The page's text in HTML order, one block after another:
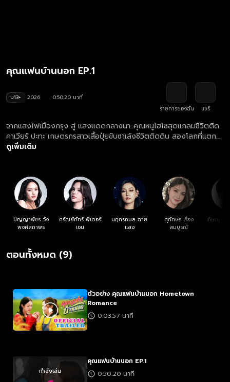
คุณแฟนบ้านนอก EP.1
น13+ 2026
0:50:20 นาที
รายการของฉัน
แชร์
จากแสงไฟเมืองกรุง สู่ แสงแดดกลางนา..คุณหนูไฮโซสุดแกลมชีวิตติด
คาเวียร์ ปะทะ เกษตรกรสาวเสื้อปุ๋ยขับซาเล้งชีวิตติดดิน สองโลกที่แตก
ต่าง แต่หัวใจ..กลับเต้นจังหวะเดียวกันโดยไม่รู้ตัว
ดูเพิ่มเติม
ปัญญาพัชร วัง
พงศ์สถาพร
ศรัณย์ภัทร์ พีเดอร์
เซน
นฤภรกมล ฉาย
แสง
ศุภักษร เรือง
สมบูรณ์
ภิษณุ จุฑ
ตอนทั้งหมด (9)
ตัวอย่าง คุณแฟนบ้านนอก Hometown
Romance
0:03:57 นาที
กำลังเล่น
คุณแฟนบ้านนอก EP.1
0:50:20 นาที